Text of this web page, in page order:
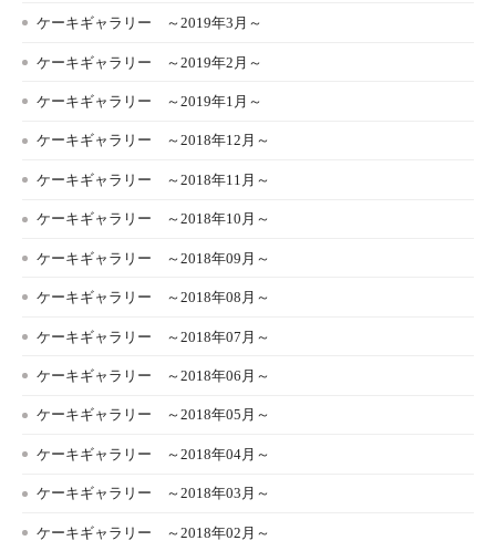
ケーキギャラリー ～2019年3月～
ケーキギャラリー ～2019年2月～
ケーキギャラリー ～2019年1月～
ケーキギャラリー ～2018年12月～
ケーキギャラリー ～2018年11月～
ケーキギャラリー ～2018年10月～
ケーキギャラリー ～2018年09月～
ケーキギャラリー ～2018年08月～
ケーキギャラリー ～2018年07月～
ケーキギャラリー ～2018年06月～
ケーキギャラリー ～2018年05月～
ケーキギャラリー ～2018年04月～
ケーキギャラリー ～2018年03月～
ケーキギャラリー ～2018年02月～